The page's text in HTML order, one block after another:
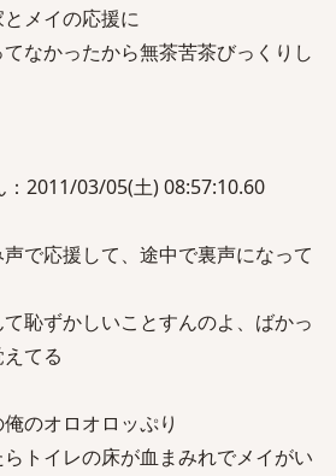
メイの応援に
なかったから無茶苦茶びっくりし
2011/03/05(土) 08:57:10.60
で応援して、途中で裏声になって
恥ずかしいことすんのよ、ばかっ
てる
のオロオロッぷり
トイレの床が血まみれでメイがい